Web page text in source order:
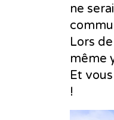
ne
Lors
même
Et
!